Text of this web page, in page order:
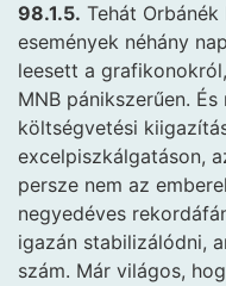
98.1.5. Tehát
események néhány
leesett a
MNB pánikszerűen.
költségvetési
excelpiszkálgatáson,
persze nem az
negyedéves
igazán stabilizálódni,
szám. Már világos,